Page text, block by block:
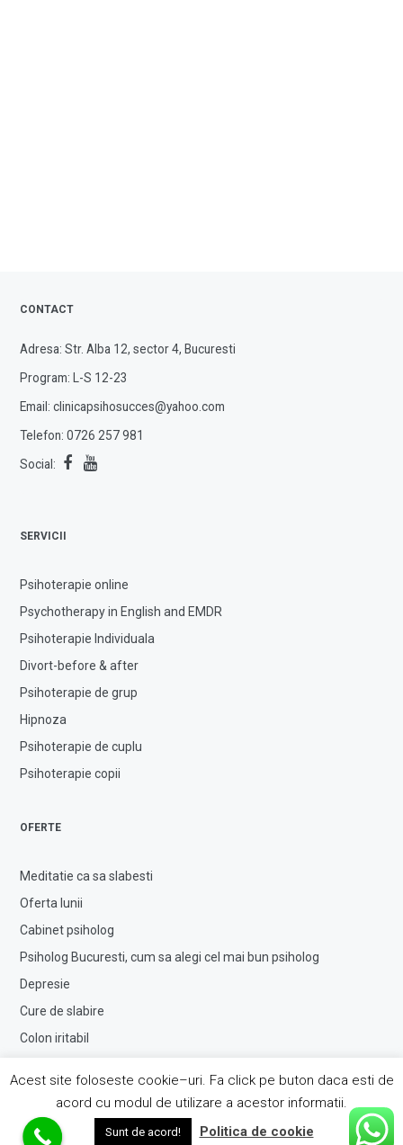
CONTACT
Adresa: Str. Alba 12, sector 4, Bucuresti
Program: L-S 12-23
Email:clinicapsihosucces@yahoo.com
Telefon:0726 257 981
Social:
SERVICII
Psihoterapie online
Psychotherapy in English and EMDR
Psihoterapie Individuala
Divort-before & after
Psihoterapie de grup
Hipnoza
Psihoterapie de cuplu
Psihoterapie copii
OFERTE
Meditatie ca sa slabesti
Oferta lunii
Cabinet psiholog
Psiholog Bucuresti, cum sa alegi cel mai bun psiholog
Depresie
Cure de slabire
Colon iritabil
Copil timid
Acest site foloseste cookie–uri. Fa click pe buton daca esti de
acord cu modul de utilizare a acestor informatii.
Sunt de acord! Politica de cookie